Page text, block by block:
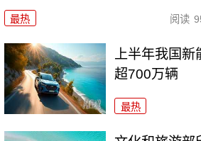
最热 阅读
上半年我国
超700万辆
最热